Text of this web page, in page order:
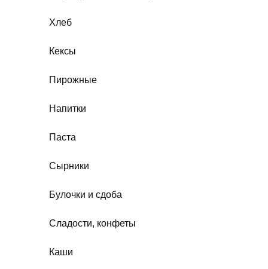
Хлеб
Кексы
Пирожные
Напитки
Паста
Сырники
Булочки и сдоба
Сладости, конфеты
Каши